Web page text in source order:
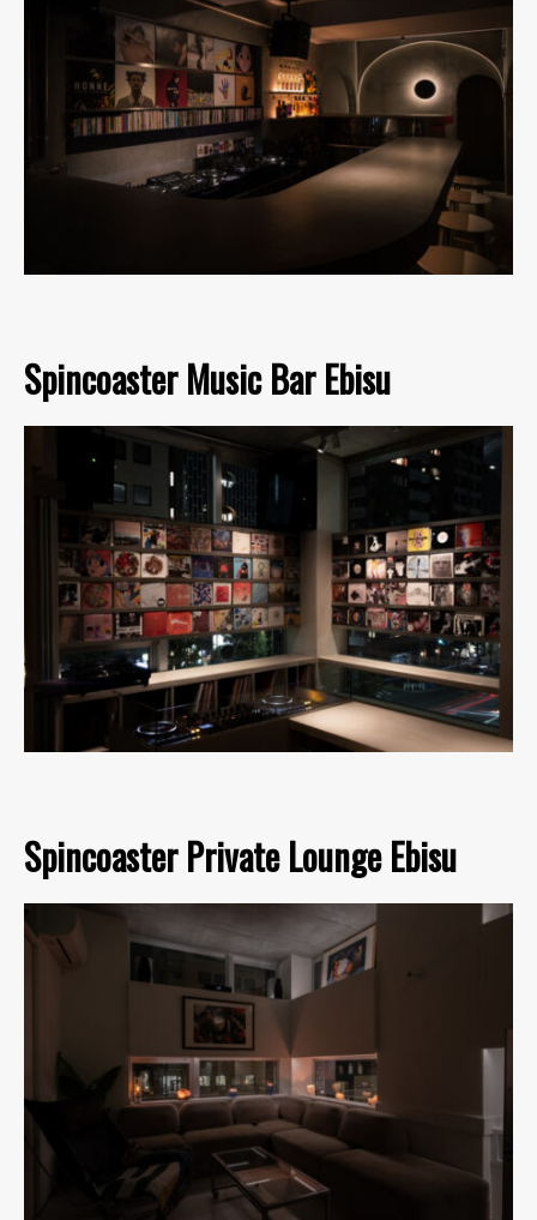
Spincoaster Music Bar Ebisu
Spincoaster Private Lounge Ebisu